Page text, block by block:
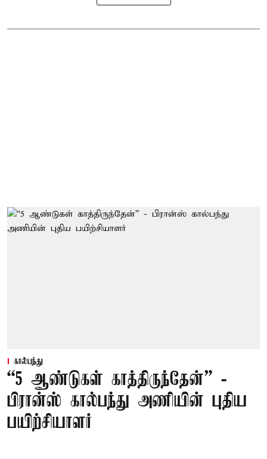
கால்பந்து
“5 ஆண்டுகள் காத்திருந்தேன்” -
பிரான்ஸ் கால்பந்து அணியின் புதிய
பயிற்சியாளர்